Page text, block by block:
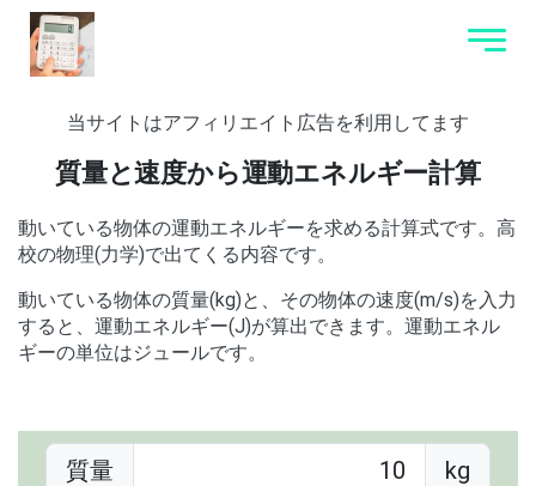
当サイトはアフィリエイト広告を利用してます
質量と速度から運動エネルギー計算
動いている物体の運動エネルギーを求める計算式です。高
校の物理(力学)で出てくる内容です。
動いている物体の質量(kg)と、その物体の速度(m/s)を入力
すると、運動エネルギー(J)が算出できます。運動エネル
ギーの単位はジュールです。
質量 kg